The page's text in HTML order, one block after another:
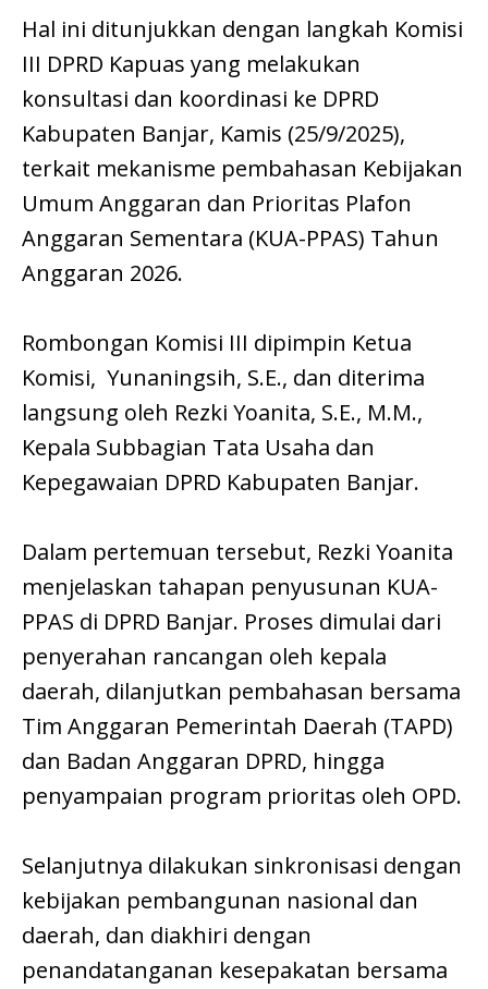
Hal ini ditunjukkan dengan langkah Komisi
III DPRD Kapuas yang melakukan
konsultasi dan koordinasi ke DPRD
Kabupaten Banjar, Kamis (25/9/2025),
terkait mekanisme pembahasan Kebijakan
Umum Anggaran dan Prioritas Plafon
Anggaran Sementara (KUA-PPAS) Tahun
Anggaran 2026.
Rombongan Komisi III dipimpin Ketua
Komisi, Yunaningsih, S.E., dan diterima
langsung oleh Rezki Yoanita, S.E., M.M.,
Kepala Subbagian Tata Usaha dan
Kepegawaian DPRD Kabupaten Banjar.
Dalam pertemuan tersebut, Rezki Yoanita
menjelaskan tahapan penyusunan KUA-
PPAS di DPRD Banjar. Proses dimulai dari
penyerahan rancangan oleh kepala
daerah, dilanjutkan pembahasan bersama
Tim Anggaran Pemerintah Daerah (TAPD)
dan Badan Anggaran DPRD, hingga
penyampaian program prioritas oleh OPD.
Selanjutnya dilakukan sinkronisasi dengan
kebijakan pembangunan nasional dan
daerah, dan diakhiri dengan
penandatanganan kesepakatan bersama